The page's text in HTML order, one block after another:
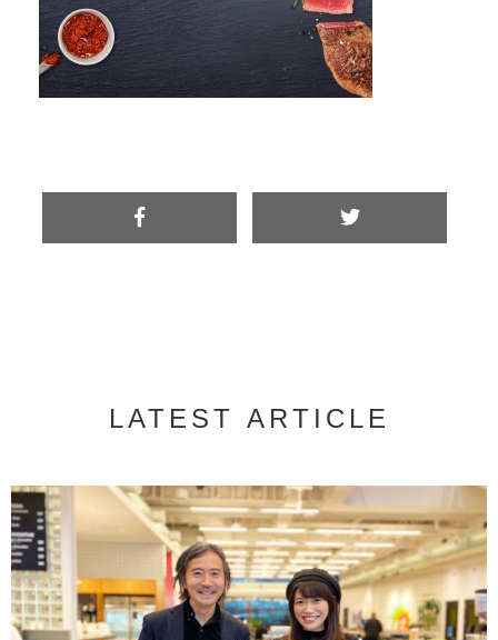
LATEST ARTICLE